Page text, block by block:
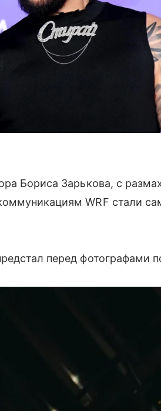
Бориса Зарькова, с
WRF стали
перед фотографами